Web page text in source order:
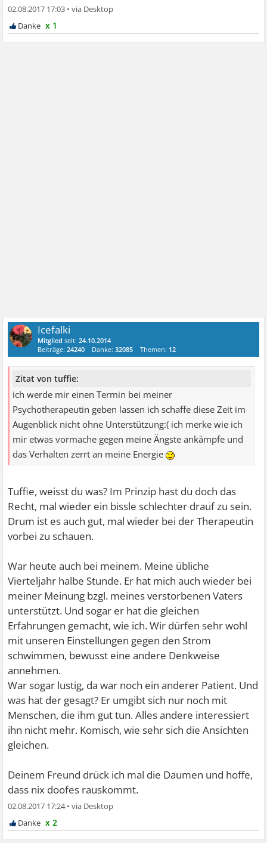
02.08.2017 17:03 •
x 1
Icefalki
Mitglied seit:24.10.2014
Beiträge:24240 Danke:32085 Themen: 12
Zitat von tuffie:
ich werde mir einen Termin bei meiner
Psychotherapeutin geben lassen ich schaffe diese Zeit im
Augenblick nicht ohne Unterstützung:( ich merke wie ich
mir etwas vormache gegen meine Ängste ankämpfe und
das Verhalten zerrt an meine Energie
Tuffie, weisst du was? Im Prinzip hast du doch das
Recht, mal wieder ein bissle schlechter drauf zu sein.
Drum ist es auch gut, mal wieder bei der Therapeutin
vorbei zu schauen.
War heute auch bei meinem. Meine übliche
Vierteljahr halbe Stunde. Er hat mich auch wieder bei
meiner Meinung bzgl. meines verstorbenen Vaters
unterstützt. Und sogar er hat die gleichen
Erfahrungen gemacht, wie ich. Wir dürfen sehr wohl
mit unseren Einstellungen gegen den Strom
schwimmen, bewusst eine andere Denkweise
annehmen.
War sogar lustig, da war noch ein anderer Patient. Und
was hat der gesagt? Er umgibt sich nur noch mit
Menschen, die ihm gut tun. Alles andere interessiert
ihn nicht mehr. Komisch, wie sehr sich die Ansichten
gleichen.
Deinem Freund drück ich mal die Daumen und hoffe,
dass nix doofes rauskommt.
02.08.2017 17:24•
x 2